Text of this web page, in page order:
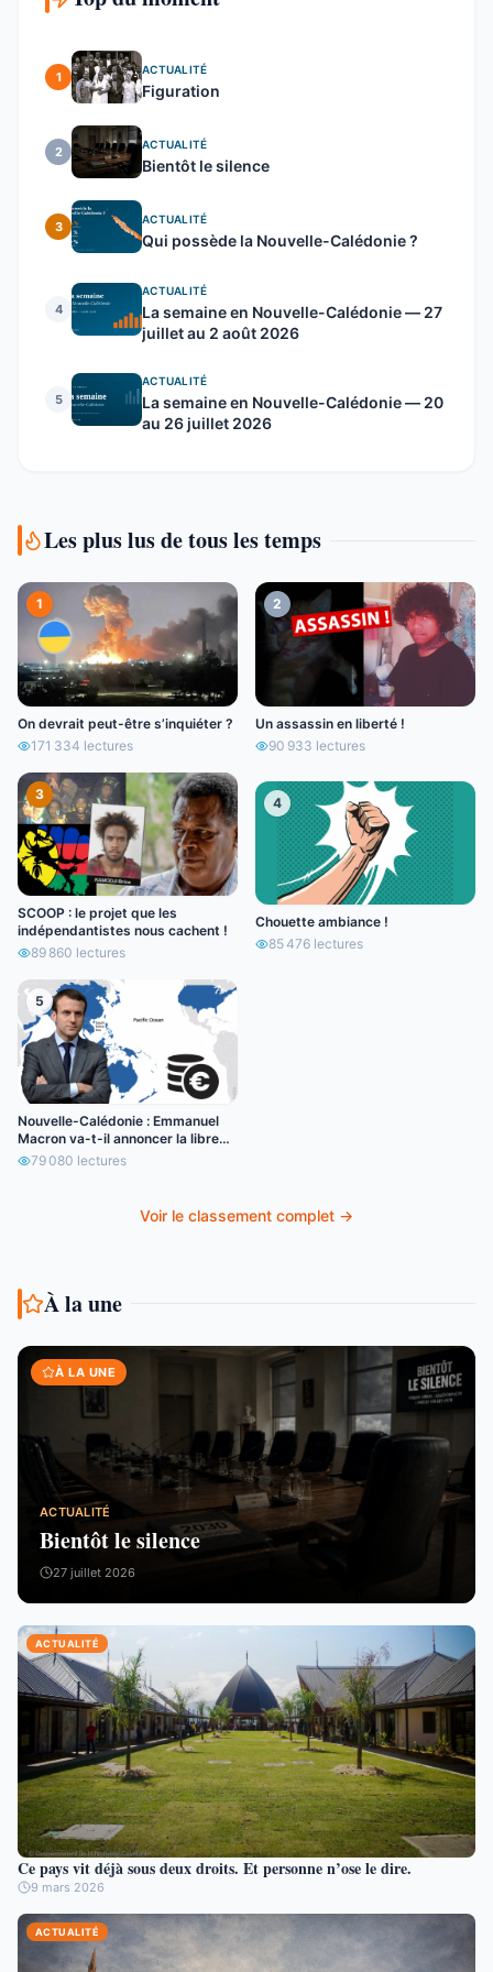
1
ACTUALITÉ
Figuration
2
ACTUALITÉ
Bientôt le silence
3
ACTUALITÉ
Qui possède la Nouvelle-Calédonie ?
4
ACTUALITÉ
La semaine en Nouvelle-Calédonie — 27
juillet au 2 août 2026
5
ACTUALITÉ
La semaine en Nouvelle-Calédonie — 20
au 26 juillet 2026
Les plus lus de tous les temps
1
On devrait peut-être s’inquiéter ?
171 334 lectures
2
Un assassin en liberté !
90 933 lectures
3
SCOOP : le projet que les
indépendantistes nous cachent !
89 860 lectures
4
Chouette ambiance !
85 476 lectures
5
Nouvelle-Calédonie : Emmanuel
Macron va-t-il annoncer la libre
circulation de l’euro ?
79 080 lectures
Voir le classement complet →
À la une
À LA UNE
ACTUALITÉ
Bientôt le silence
27 juillet 2026
ACTUALITÉ
Ce pays vit déjà sous deux droits. Et personne n’ose le dire.
9 mars 2026
ACTUALITÉ